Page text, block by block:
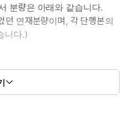
분량은 아래와 같습니다.
연재분량이며, 각 단행본의
니다.)